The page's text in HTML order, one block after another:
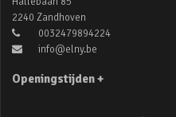
2240 Zandhoven
0032479894224
info@elny.be
Openingstijden +